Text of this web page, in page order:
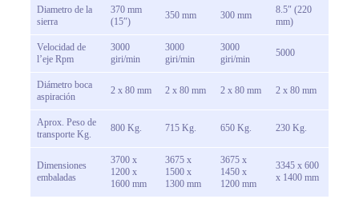
Diametro de la
sierra
370 mm
(15″)
350 mm 300 mm
8.5″ (220
mm)
Velocidad de
l’eje Rpm
3000
giri/min
3000
giri/min
3000
giri/min
5000
Diámetro boca
aspiración
2 x 80 mm 2 x 80 mm 2 x 80 mm 2 x 80 mm
Aprox. Peso de
transporte Kg.
800 Kg. 715 Kg. 650 Kg. 230 Kg.
Dimensiones
embaladas
3700 x
1200 x
1600 mm
3675 x
1500 x
1300 mm
3675 x
1450 x
1200 mm
3345 x 600
x 1400 mm